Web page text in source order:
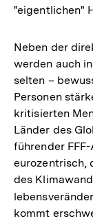
"eigentlichen"
Neben der
werden auch
selten –
Personen
kritisierten
Länder des
führender
eurozentrisch,
des
kommt